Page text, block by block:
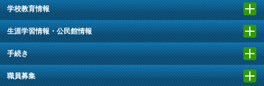
学校教育情報
生涯学習情報・公民館情報
手続き
職員募集